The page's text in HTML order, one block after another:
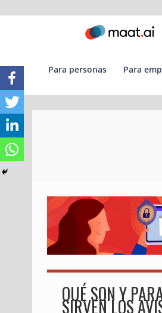
para personas para
QUÉ SON Y
SIRVEN LOS